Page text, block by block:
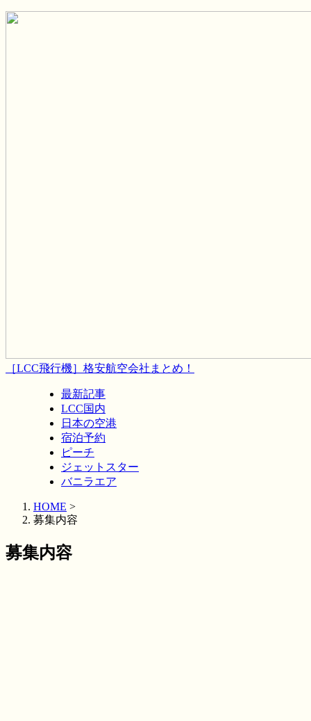
［LCC飛行機］格安航空会社まとめ！
最新記事
LCC国内
日本の空港
宿泊予約
ピーチ
ジェットスター
バニラエア
HOME >
募集内容
募集内容